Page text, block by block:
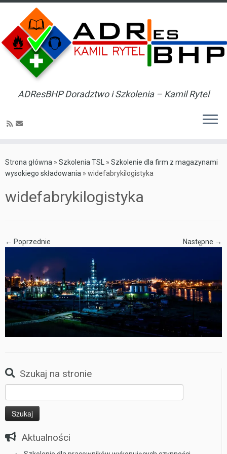
to
content
ADResBHP Doradztwo i Szkolenia – Kamil Rytel
Strona główna » Szkolenia TSL » Szkolenie dla firm z magazynami
wysokiego składowania » widefabrykilogistyka
widefabrykilogistyka
← Poprzednie Następne →
Szukaj na stronie
Aktualności